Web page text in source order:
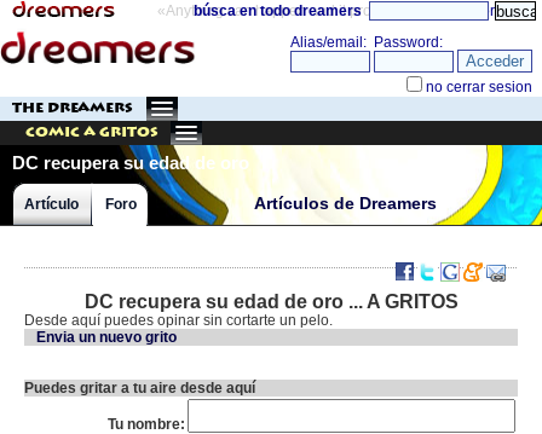
«Anything can happen and it probably will» directorio
búsca en todo dreamers
THE DREAMERS
Comic a Gritos
DC recupera su edad de oro
Artículos de Dreamers
Artículo Foro
DC recupera su edad de oro ... A GRITOS
Desde aquí puedes opinar sin cortarte un pelo.
Envia un nuevo grito
Puedes gritar a tu aire desde aquí
Tu nombre: